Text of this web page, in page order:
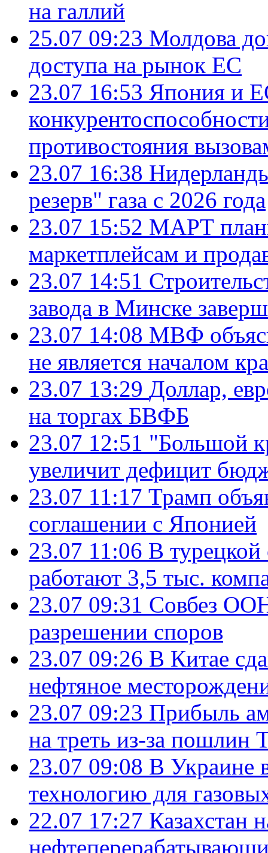
на галлий
25.07 09:23 Молдова
доступа на рынок ЕС
23.07 16:53 Япония и
противостояния
23.07 16:38
резерв" газа с 2026 года
23.07 15:52 МАРТ
маркетплейсам и
23.07 14:51
завода в Минске
23.07 14:08 МВФ
не является началом
23.07 13:29 Доллар,
на торгах БВФБ
23.07 12:51 "Большой
увеличит дефицит
23.07 11:17 Трамп
соглашении с Японией
23.07 11:06 В
работают 3,5 тыс.
23.07 09:31 Совбез
разрешении споров
23.07 09:26 В Китае
нефтяное
23.07 09:23 Прибыль
на треть из-за пошлин
23.07 09:08 В Украине
технологию для
22.07 17:27 Казахстан